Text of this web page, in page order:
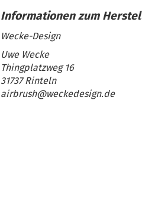
Wecke-Design
Uwe Wecke
Thingplatzweg 16
31737 Rinteln
airbrush@weckedesign.de